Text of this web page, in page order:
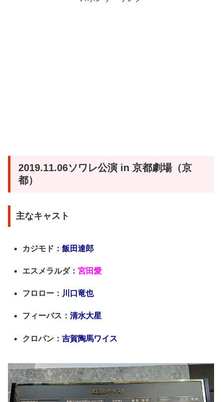
2019.11.06ソワレ公演 in 京都劇場（京
都）
主なキャスト
カジモド：飯田達郎
エスメラルダ：宮田愛
フロロー： 川口竜也
フィーバス：清水大星
クロパン：吉賀陶馬ワイス